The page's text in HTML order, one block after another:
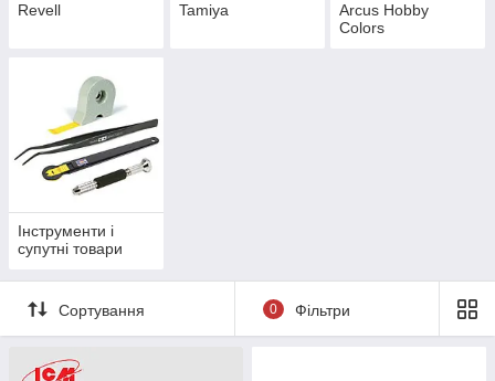
Revell Tamiya
Arcus Hobby
Colors
Інструменти і
супутні товари
Сортування 0 Фільтри